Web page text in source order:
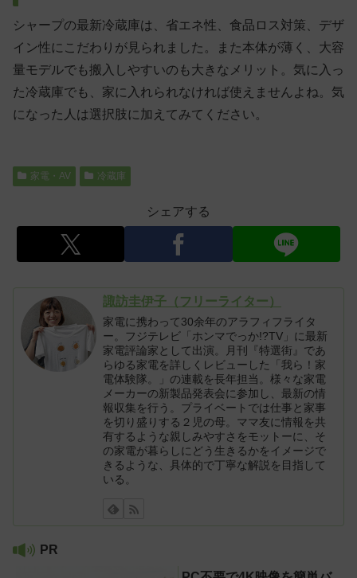
シャープの最新冷蔵庫は、省エネ性、食品ロス対策、デザ
イン性にこだわりが見られました。また本体が薄く、大容
量モデルでも搬入しやすいのも大きなメリット。気に入っ
た冷蔵庫でも、家に入れられなければ使えませんよね。気
になった人は選択肢に加えてみてください。
家電・AV 冷蔵庫
シェアする
諏訪圭伊子（フリーライター）
家電に携わって30余年のアラフィフライタ
ー。フジテレビ「ホンマでっか!?TV」に最新
家電評論家として出演。月刊『特選街』であ
らゆる家電を詳しくレビューした「我ら！家
電体験隊。」の連載を長年担当。様々な家電
メーカーの新製品発表会に参加し、最新の情
報収集を行う。プライベートでは仕事と家事
を切り盛りする２児の母。ママ友に情報を共
有するような親しみやすさをモットーに、そ
の家電が暮らしにどう生きるかをイメージで
きるような、具体的で丁寧な解説を目指して
いる。
PR